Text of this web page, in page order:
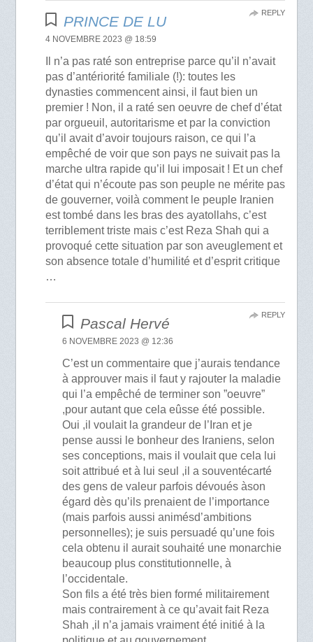
PRINCE DE LU
4 NOVEMBRE 2023 @ 18:59
Il n’a pas raté son entreprise parce qu’il n’avait
pas d’antériorité familiale (!): toutes les
dynasties commencent ainsi, il faut bien un
premier ! Non, il a raté sen oeuvre de chef d’état
par orgueuil, autoritarisme et par la conviction
qu’il avait d’avoir toujours raison, ce qui l’a
empêché de voir que son pays ne suivait pas la
marche ultra rapide qu’il lui imposait ! Et un chef
d’état qui n’écoute pas son peuple ne mérite pas
de gouverner, voilà comment le peuple Iranien
est tombé dans les bras des ayatollahs, c’est
terriblement triste mais c’est Reza Shah qui a
provoqué cette situation par son aveuglement et
son absence totale d’humilité et d’esprit critique
…
REPLY
Pascal Hervé
6 NOVEMBRE 2023 @ 12:36
C’est un commentaire que j’aurais tendance
à approuver mais il faut y rajouter la maladie
qui l’a empêché de terminer son ”oeuvre”
,pour autant que cela eûsse été possible.
Oui ,il voulait la grandeur de l’Iran et je
pense aussi le bonheur des Iraniens, selon
ses conceptions, mais il voulait que cela lui
soit attribué et à lui seul ,il a souventécarté
des gens de valeur parfois dévoués àson
égard dès qu’ils prenaient de l’importance
(mais parfois aussi animésd’ambitions
personnelles); je suis persuadé qu’une fois
cela obtenu il aurait souhaité une monarchie
beaucoup plus constitutionnelle, à
l’occidentale.
Son fils a été très bien formé militairement
mais contrairement à ce qu’avait fait Reza
Shah ,il n’a jamais vraiment été initié à la
REPLY